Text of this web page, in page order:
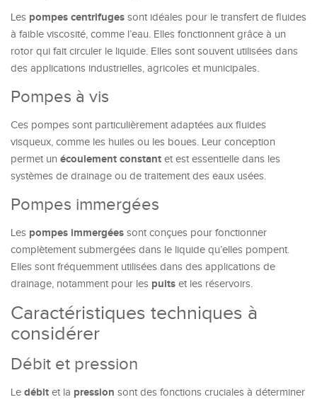
Les pompes centrifuges sont idéales pour le transfert de fluides
à faible viscosité, comme l’eau. Elles fonctionnent grâce à un
rotor qui fait circuler le liquide. Elles sont souvent utilisées dans
des applications industrielles, agricoles et municipales.
Pompes à vis
Ces pompes sont particulièrement adaptées aux fluides
visqueux, comme les huiles ou les boues. Leur conception
permet un écoulement constant et est essentielle dans les
systèmes de drainage ou de traitement des eaux usées.
Pompes immergées
Les pompes immergées sont conçues pour fonctionner
complètement submergées dans le liquide qu’elles pompent.
Elles sont fréquemment utilisées dans des applications de
drainage, notamment pour les puits et les réservoirs.
Caractéristiques techniques à
considérer
Débit et pression
Le débit et la pression sont des fonctions cruciales à déterminer